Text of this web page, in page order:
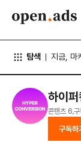
탐색 지금, 마
하이
콘텐츠 6
구독하